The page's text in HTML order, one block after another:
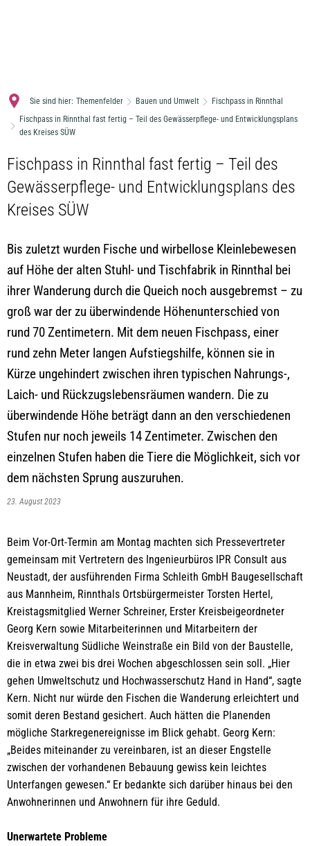
Sie sind hier: Themenfelder Bauen und Umwelt
Fischpass in Rinnthal
Fischpass in Rinnthal fast fertig – Teil des Gewässerpflege- und Entwicklungsplans
des Kreises SÜW
Fischpass in Rinnthal fast fertig – Teil des
Gewässerpflege- und Entwicklungsplans des
Kreises SÜW
Bis zuletzt wurden Fische und wirbellose Kleinlebewesen
auf Höhe der alten Stuhl- und Tischfabrik in Rinnthal bei
ihrer Wanderung durch die Queich noch ausgebremst – zu
groß war der zu überwindende Höhenunterschied von
rund 70 Zentimetern. Mit dem neuen Fischpass, einer
rund zehn Meter langen Aufstiegshilfe, können sie in
Kürze ungehindert zwischen ihren typischen Nahrungs-,
Laich- und Rückzugslebensräumen wandern. Die zu
überwindende Höhe beträgt dann an den verschiedenen
Stufen nur noch jeweils 14 Zentimeter. Zwischen den
einzelnen Stufen haben die Tiere die Möglichkeit, sich vor
dem nächsten Sprung auszuruhen.
23. August 2023
Beim Vor-Ort-Termin am Montag machten sich Pressevertreter
gemeinsam mit Vertretern des Ingenieurbüros IPR Consult aus
Neustadt, der ausführenden Firma Schleith GmbH Baugesellschaft
aus Mannheim, Rinnthals Ortsbürgermeister Torsten Hertel,
Kreistagsmitglied Werner Schreiner, Erster Kreisbeigeordneter
Georg Kern sowie Mitarbeiterinnen und Mitarbeitern der
Kreisverwaltung Südliche Weinstraße ein Bild von der Baustelle,
die in etwa zwei bis drei Wochen abgeschlossen sein soll. „Hier
gehen Umweltschutz und Hochwasserschutz Hand in Hand“, sagte
Kern. Nicht nur würde den Fischen die Wanderung erleichtert und
somit deren Bestand gesichert. Auch hätten die Planenden
mögliche Starkregenereignisse im Blick gehabt. Georg Kern:
„Beides miteinander zu vereinbaren, ist an dieser Engstelle
zwischen der vorhandenen Bebauung gewiss kein leichtes
Unterfangen gewesen.“ Er bedankte sich darüber hinaus bei den
Anwohnerinnen und Anwohnern für ihre Geduld.
Unerwartete Probleme